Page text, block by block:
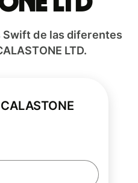
Swift de las diferentes
LTD.